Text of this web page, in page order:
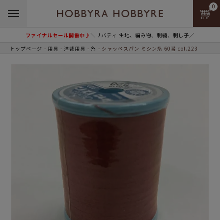
ファイナルセール開催中♪＼リバティ 生地、編み物、刺繍、刺し子／
0
トップページ 用具 洋裁用具 糸 シャッペスパン ミシン糸 60番 col.223